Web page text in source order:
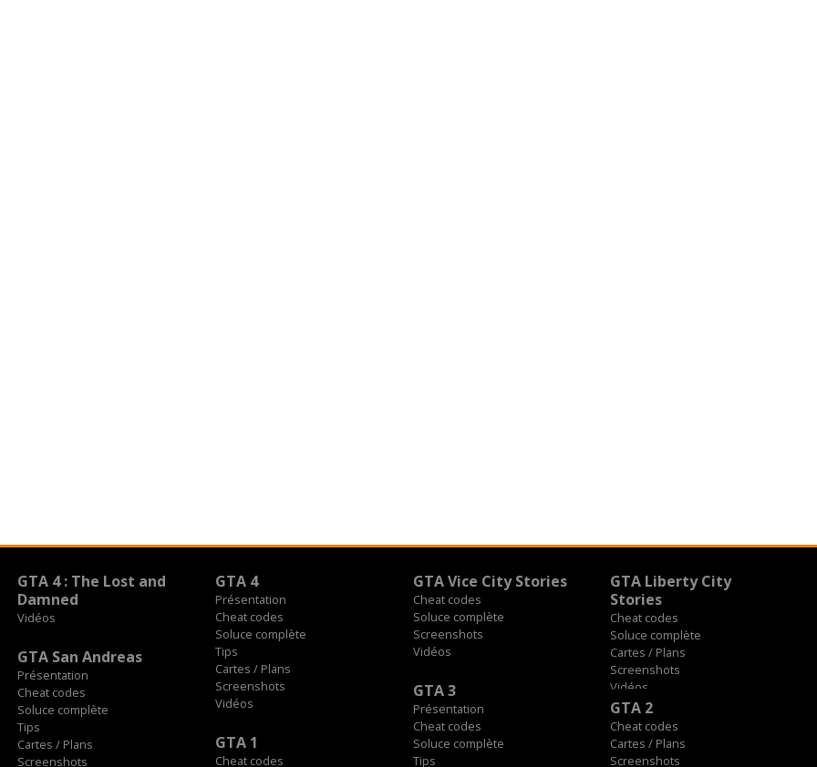
GTA 4 : The Lost and
Damned
Vidéos
GTA 4
Présentation
Cheat codes
Soluce complète
Tips
Cartes / Plans
Screenshots
Vidéos
GTA Vice City Stories
Cheat codes
Soluce complète
Screenshots
Vidéos
GTA Liberty City
Stories
Cheat codes
Soluce complète
Cartes / Plans
Screenshots
Vidéos
GTA San Andreas
Présentation
Cheat codes
Soluce complète
Tips
Cartes / Plans
Screenshots
GTA 3
Présentation
Cheat codes
Soluce complète
Tips
GTA 2
Cheat codes
Cartes / Plans
Screenshots
GTA 1
Cheat codes